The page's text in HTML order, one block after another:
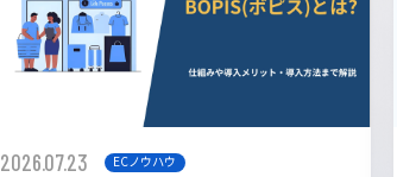
2026.07.23 ECノウハウ